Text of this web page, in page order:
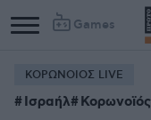
Games
Column
1
Column
2
ΚΟΡΩΝΟΙΟΣ LIVE
Ισραήλ Κορωνοϊός